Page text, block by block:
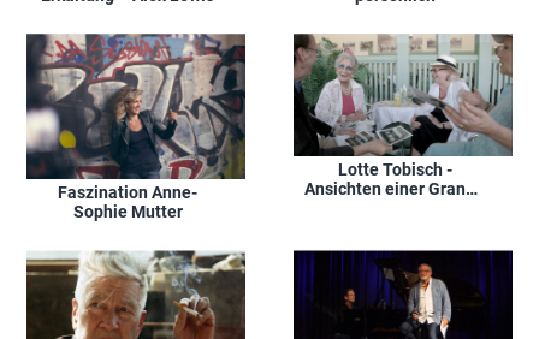
Faszination Anne-
Sophie Mutter
Lotte Tobisch -
Ansichten einer Grande